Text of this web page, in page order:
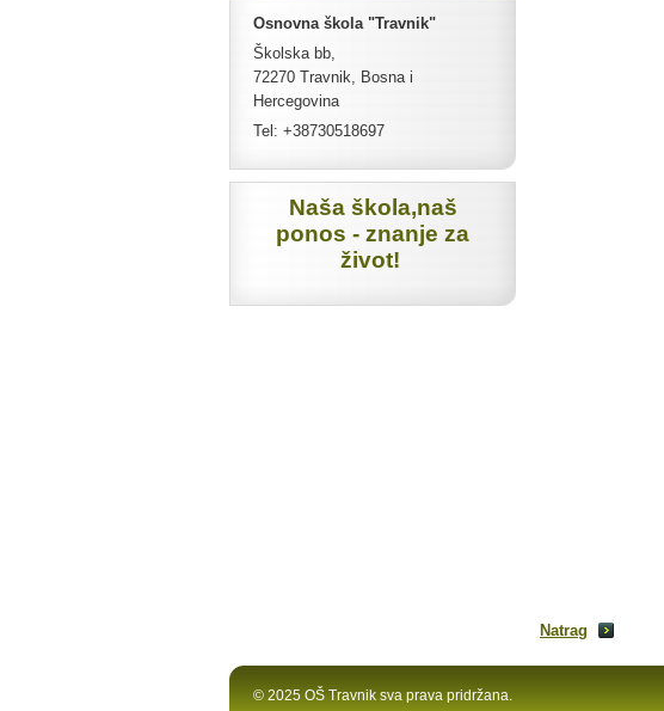
Natrag
Osnovna škola "Travnik"
Školska bb,
72270 Travnik, Bosna i
Hercegovina
Tel: +38730518697
Naša škola,naš
ponos - znanje za
život!
© 2025 OŠ Travnik sva prava pridržana.